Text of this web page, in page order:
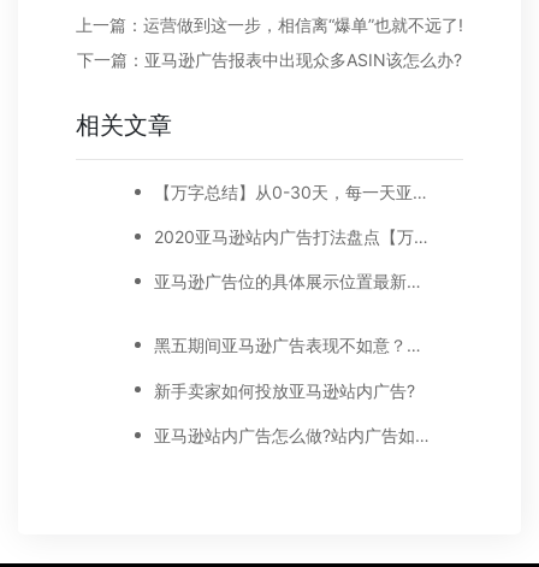
上一篇：运营做到这一步，相信离“爆单”也就不远了!
下一篇：亚马逊广告报表中出现众多ASIN该怎么办?
相关文章
【万字总结】从0-30天，每一天亚马逊广告打造技巧真实案例细节分享
2020亚马逊站内广告打法盘点【万字好文】
亚马逊广告位的具体展示位置最新调整，品牌推广、展示型推广、商品推广广告位详细位置示例
黑五期间亚马逊广告表现不如意？注意以下5点！
新手卖家如何投放亚马逊站内广告?
亚马逊站内广告怎么做?站内广告如何选词?